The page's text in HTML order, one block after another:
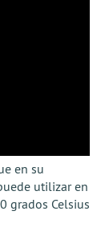
en su
utilizar en
grados Celsius